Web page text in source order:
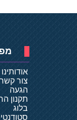
אודותינו
צור קשר
הגעה
תקנון
בלוג